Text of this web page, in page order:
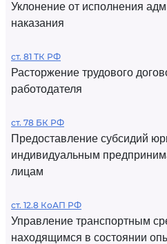
Уклонение от исполнения
наказания
ст. 81 ТК РФ
Расторжение трудового
работодателя
ст. 78 БК РФ
Предоставление субсидий
индивидуальным
лицам
ст. 12.8 КоАП РФ
Управление транспортным
находящимся в состоянии